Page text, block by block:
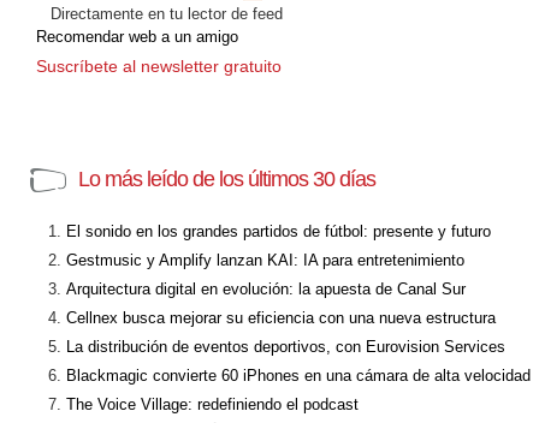
Directamente en tu lector de feed
Recomendar web a un amigo
Suscríbete al newsletter gratuito
Lo más leído de los últimos 30 días
El sonido en los grandes partidos de fútbol: presente y futuro
Gestmusic y Amplify lanzan KAI: IA para entretenimiento
Arquitectura digital en evolución: la apuesta de Canal Sur
Cellnex busca mejorar su eficiencia con una nueva estructura
La distribución de eventos deportivos, con Eurovision Services
Blackmagic convierte 60 iPhones en una cámara de alta velocidad
The Voice Village: redefiniendo el podcast